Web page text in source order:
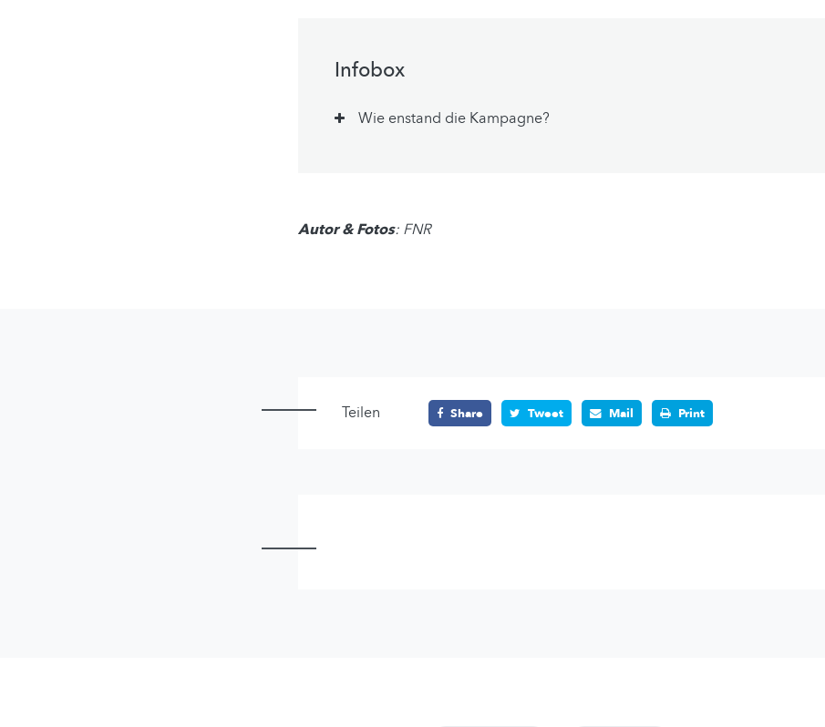
Infobox
Wie enstand die Kampagne?
Autor & Fotos: FNR
Teilen Share Tweet Mail Print